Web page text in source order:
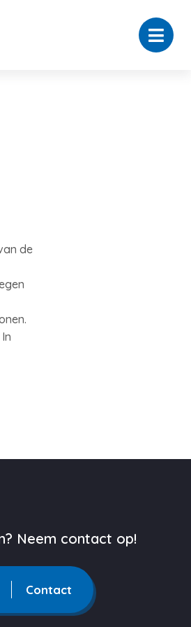
de
Neem contact op!
Contact